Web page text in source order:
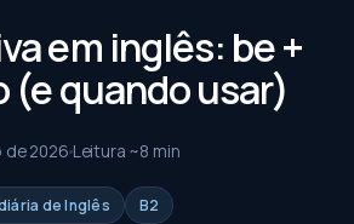
em inglês: be +
quando usar)
de 2026Leitura ~8 min
de Inglês B2